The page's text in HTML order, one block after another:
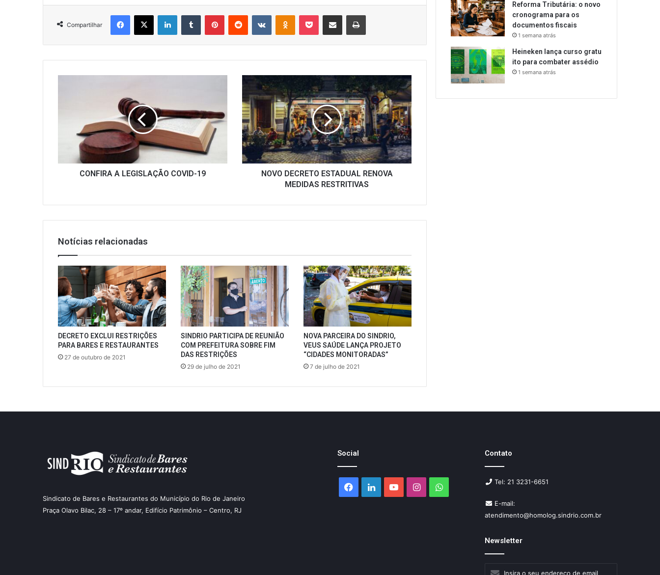
Compartilhar
Facebook
X LinkedinTumblr PinterestReddit VK OK Pocket Compartilhar via e-mail Imprimir
CONFIRA A LEGISLAÇÃO COVID-19
NOVO
DECRETO
ESTADUAL
RENOVA
MEDIDAS
RESTRITIVAS
NOVO DECRETO ESTADUAL RENOVA
MEDIDAS RESTRITIVAS
Notícias relacionadas
DECRETO EXCLUI RESTRIÇÕES
PARA BARES E RESTAURANTES
27 de outubro de 2021
SINDRIO PARTICIPA DE REUNIÃO
COM PREFEITURA SOBRE FIM
DAS RESTRIÇÕES
29 de julho de 2021
NOVA PARCEIRA DO SINDRIO,
VEUS SAÚDE LANÇA PROJETO
“CIDADES MONITORADAS”
7 de julho de 2021
Reforma Tributária: o novo
cronograma para os
documentos fiscais
1 semana atrás
Heineken lança curso gratu
ito para combater assédio
1 semana atrás
Sindicato de Bares e Restaurantes do Município do Rio de Janeiro
Praça Olavo Bilac, 28 – 17º andar, Edifício Patrimônio – Centro, RJ
Social
Facebook
LinkedinYouTubeInstagramWhatsApp
Contato
Tel: 21 3231-6651
E-mail:
atendimento@homolog.sindrio.com.br
Newsletter